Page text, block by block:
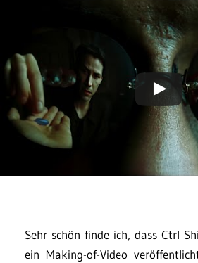
Sehr schön finde ich, dass Ctrl
ein Making-of-Video